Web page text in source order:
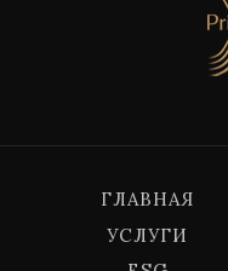
ГЛАВНАЯ
УСЛУГИ